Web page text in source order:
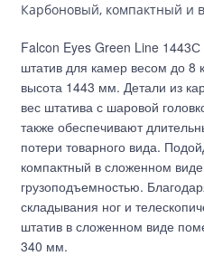
Карбоновый, компактный и
Falcon Eyes Green Line 1443С
штатив для камер весом до 8
высота 1443 мм. Детали из
вес штатива с шаровой
также обеспечивают
потери товарного вида.
компактный в сложенном
грузоподъемностью.
складывания ног и
штатив в сложенном виде
340 мм.